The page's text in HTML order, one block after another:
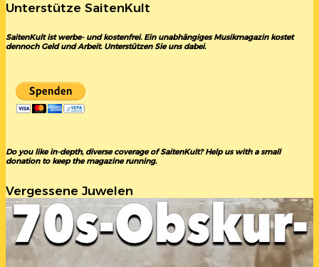
Unterstütze SaitenKult
SaitenKult ist werbe- und kostenfrei. Ein unabhängiges Musikmagazin kostet
dennoch Geld und Arbeit. Unterstützen Sie uns dabei.
Do you like in-depth, diverse coverage of SaitenKult? Help us with a small
donation to keep the magazine running.
Vergessene Juwelen